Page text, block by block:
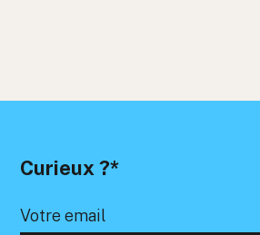
Curieux ?*